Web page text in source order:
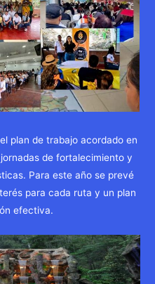
plan de trabajo acordado en
de fortalecimiento y
Para este año se prevé
para cada ruta y un plan
efectiva.